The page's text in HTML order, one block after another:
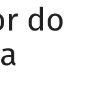
do